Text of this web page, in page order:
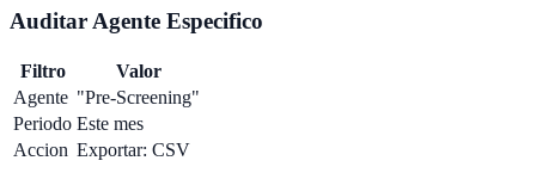
Auditar Agente Especifico
Filtro
Valor
Agente "Pre-Screening"
Periodo Este mes
Accion Exportar: CSV